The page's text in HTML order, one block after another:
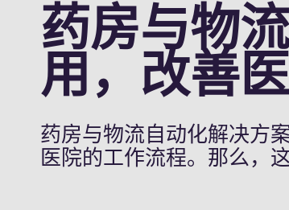
药房与物
用，改善
药房与物流自动化解决方
医院的工作流程。那么，